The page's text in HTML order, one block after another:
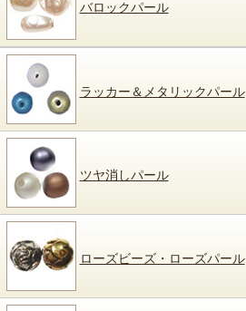
バロックパール
ラッカー＆メタリックパール
ツヤ消しパール
ローズビーズ・ローズパール